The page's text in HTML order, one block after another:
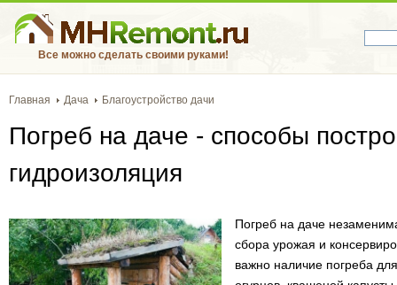
Все можно сделать своими руками!
Главная Дача Благоустройство дачи
Погреб на даче - способы
гидроизоляция
Погреб на даче
сбора урожая и
важно наличие погреба